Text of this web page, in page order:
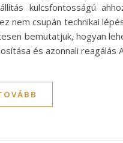
kulcsfontosságú
nem csupán technikai
bemutatjuk, hogyan
és azonnali